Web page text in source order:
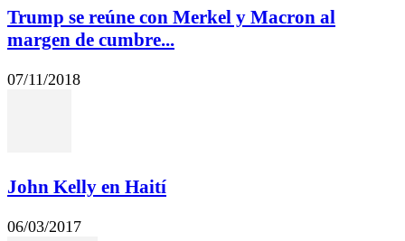
Trump se reúne con Merkel y Macron al
margen de cumbre...
07/11/2018
John Kelly en Haití
06/03/2017